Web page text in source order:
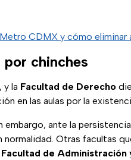
CDMX y cómo eliminar
chinches
, y la Facultad de Derecho
en las aulas por la
embargo, ante la
Otras facultas
Facultad de Administración